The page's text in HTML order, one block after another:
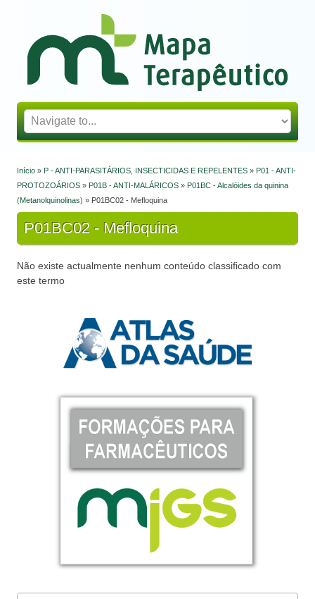
Mapa Terapêutico
Está aqui
Início » P - ANTI-PARASITÁRIOS, INSECTICIDAS E REPELENTES » P01 - ANTI-
PROTOZOÁRIOS » P01B - ANTI-MALÁRICOS » P01BC - Alcalóides da quinina
(Metanolquinolinas) » P01BC02 - Mefloquina
P01BC02 - Mefloquina
Não existe actualmente nenhum conteúdo classificado com
este termo